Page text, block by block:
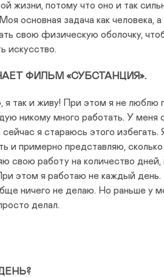
жизни, потому что оно и так
основная задача как человека,
свою физическую оболочку,
искусство.
ФИЛЬМ «СУБСТАНЦИЯ».
так и живу! При этом я не люблю
никому много работать. У меня
сейчас я стараюсь этого избегать.
и примерно представляю,
свою работу на количество
этом я работаю не каждый
ничего не делаю. Но раньше у
делал.